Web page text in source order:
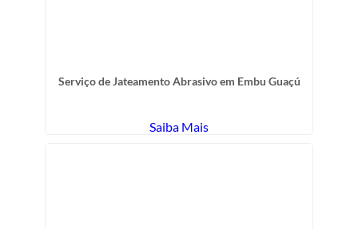
Serviço de Jateamento Abrasivo em Embu Guaçú
Saiba Mais